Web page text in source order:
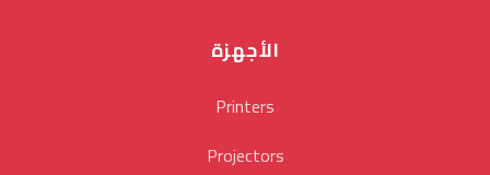
الأجهزة
Printers
Projectors